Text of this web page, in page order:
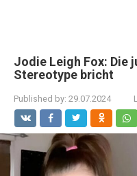
Jodie Leigh Fox: Die
Stereotype bricht
Published by: 29.07.2024